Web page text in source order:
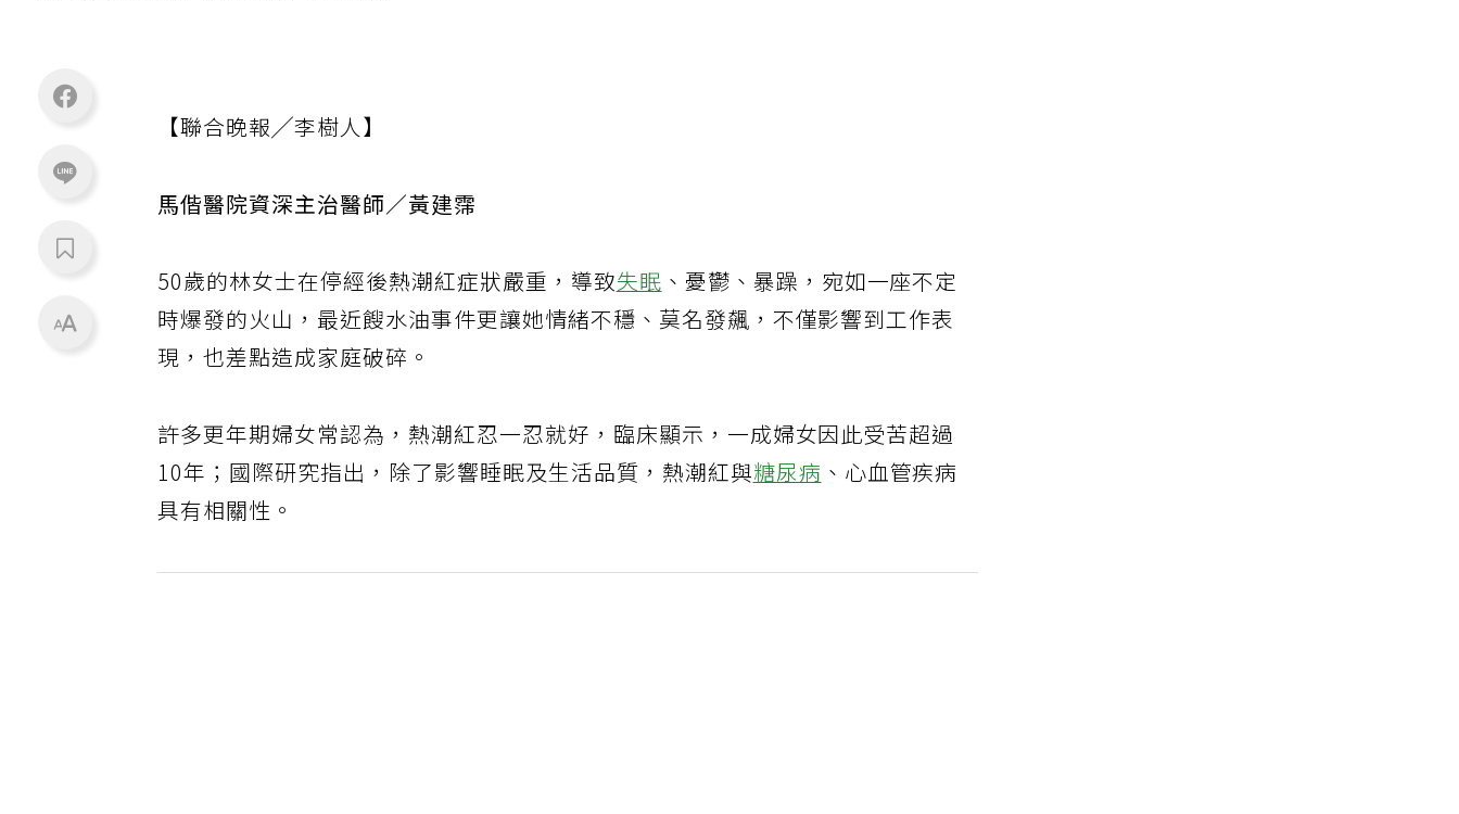
【聯合晚報╱李樹人】
馬偕醫院資深主治醫師／黃建霈
50歲的林女士在停經後熱潮紅症狀嚴重，導致失眠 、憂鬱、暴躁，宛如一座不定
時爆發的火山，最近餿水油事件更讓她情緒不穩、莫名發飆，不僅影響到工作表
現，也差點造成家庭破碎。
許多更年期婦女常認為，熱潮紅忍一忍就好，臨床顯示，一成婦女因此受苦超過
10年；國際研究指出，除了影響睡眠及生活品質，熱潮紅與糖尿病 、心血管疾病
具有相關性。